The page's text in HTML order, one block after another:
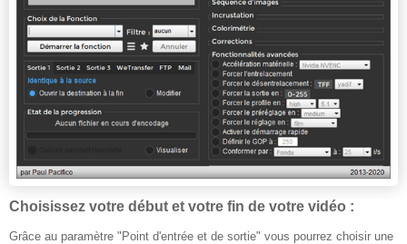
Choisissez votre début et votre fin de votre vidéo :
Grâce au paramètre "Point d'entrée et de sortie" vous pourrez choisir une